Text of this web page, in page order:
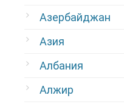
Азербайджан
Азия
Албания
Алжир